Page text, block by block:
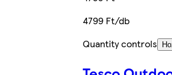
4799 Ft/db
Quantity controls